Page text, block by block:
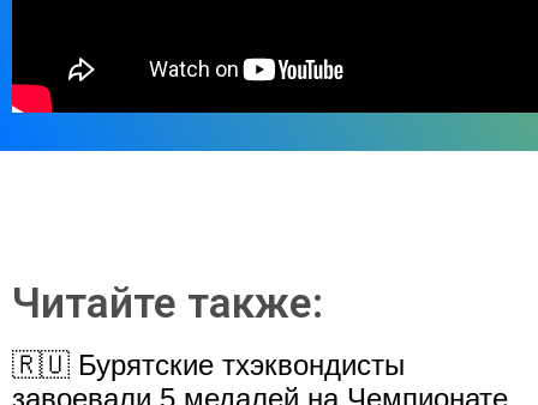
Читайте также:
🇷🇺 Бурятские тхэквондисты